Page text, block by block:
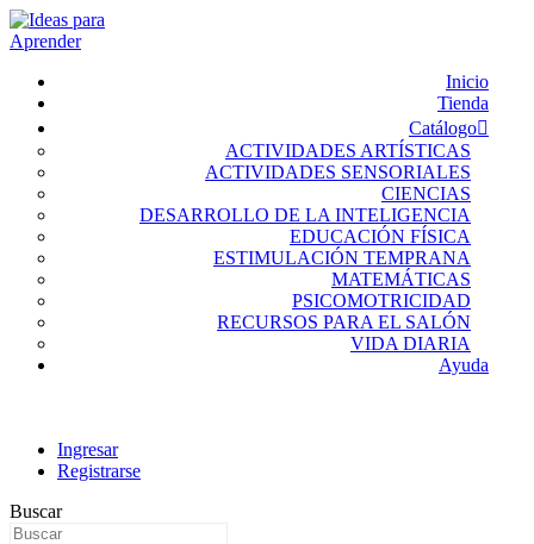
Inicio
Tienda
Catálogo
ACTIVIDADES ARTÍSTICAS
ACTIVIDADES SENSORIALES
CIENCIAS
DESARROLLO DE LA INTELIGENCIA
EDUCACIÓN FÍSICA
ESTIMULACIÓN TEMPRANA
MATEMÁTICAS
PSICOMOTRICIDAD
RECURSOS PARA EL SALÓN
VIDA DIARIA
Ayuda
Ingresar
Registrarse
Buscar